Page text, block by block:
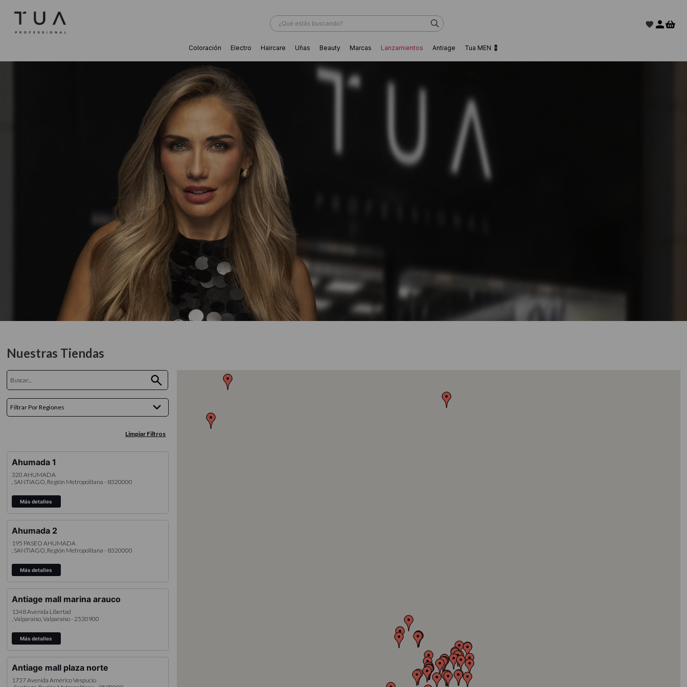
¿Qué estás buscando?
Coloración Electro Haircare Uñas Beauty Marcas Lanzamientos Antiage Tua MEN 💈
Nuestras Tiendas
Filtrar Por Regiones
Limpiar Filtros
ahumada 1
320 AHUMADA
, SANTIAGO, Región Metropolitana - 8320000
Más detalles
ahumada 2
195 PASEO AHUMADA
, SANTIAGO, Región Metropolitana - 8320000
Más detalles
antiage mall marina arauco
1348Avenida Libertad
, Valparaiso, Valparaíso- 2530900
Más detalles
antiage mall plaza norte
1737Avenida Américo Vespucio
1. wella
2. sow
shampoo
5. cepillo
7. secador
8 loreal
acondicionador
10. protector térmico